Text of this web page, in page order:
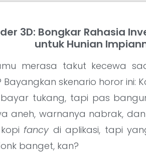
3D: Bongkar Rahasia
untuk Hunian
merasa takut kecewa
skenario horor ini:
tukang, tapi pas
aneh, warnanya nabrak, dan
fancy di aplikasi, tapi
banget, kan?